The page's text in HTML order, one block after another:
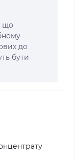
що
до
бути